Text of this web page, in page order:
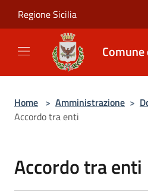
Regione Sicilia
Home > Amministrazione >
Accordo tra enti
Accordo tra enti